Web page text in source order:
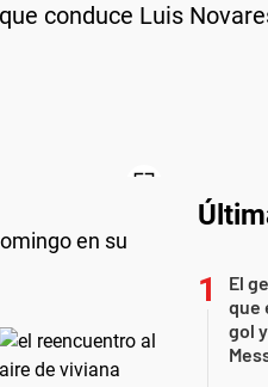
conduce Luis
en su
El
que
gol